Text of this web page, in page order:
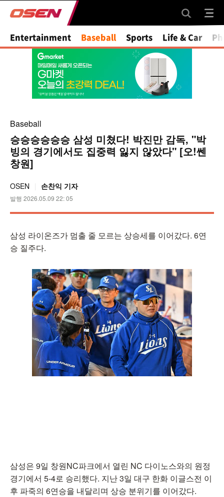
Entertainment Baseball Sports Life & Car
Baseball
승승승승승승 삼성 미쳤다! 박진만 감독, "박
빙의 경기에서도 집중력 잃지 않았다" [오!쎈
창원]
OSEN 손찬익 기자
발행 2026.05.09 22: 05
삼성 라이온즈가 멈출 줄 모르는 상승세를 이어갔다. 6연
승 질주다.
삼성은 9일 창원NC파크에서 열린 NC 다이노스와의 원정
경기에서 5-4로 승리했다. 지난 3일 대구 한화 이글스전 이
후 파죽의 6연승을 내달리며 상승 분위기를 이어갔다.